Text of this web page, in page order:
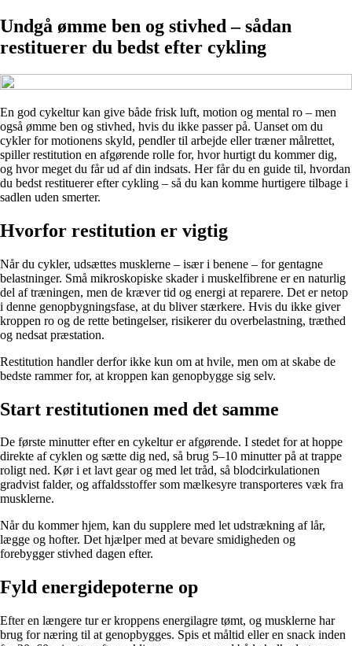
Undgå ømme ben og stivhed – sådan
restituerer du bedst efter cykling
En god cykeltur kan give både frisk luft, motion og mental ro – men
også ømme ben og stivhed, hvis du ikke passer på. Uanset om du
cykler for motionens skyld, pendler til arbejde eller træner målrettet,
spiller restitution en afgørende rolle for, hvor hurtigt du kommer dig,
og hvor meget du får ud af din indsats. Her får du en guide til, hvordan
du bedst restituerer efter cykling – så du kan komme hurtigere tilbage i
sadlen uden smerter.
Hvorfor restitution er vigtig
Når du cykler, udsættes musklerne – især i benene – for gentagne
belastninger. Små mikroskopiske skader i muskelfibrene er en naturlig
del af træningen, men de kræver tid og energi at reparere. Det er netop
i denne genopbygningsfase, at du bliver stærkere. Hvis du ikke giver
kroppen ro og de rette betingelser, risikerer du overbelastning, træthed
og nedsat præstation.
Restitution handler derfor ikke kun om at hvile, men om at skabe de
bedste rammer for, at kroppen kan genopbygge sig selv.
Start restitutionen med det samme
De første minutter efter en cykeltur er afgørende. I stedet for at hoppe
direkte af cyklen og sætte dig ned, så brug 5–10 minutter på at trappe
roligt ned. Kør i et lavt gear og med let tråd, så blodcirkulationen
gradvist falder, og affaldsstoffer som mælkesyre transporteres væk fra
musklerne.
Når du kommer hjem, kan du supplere med let udstrækning af lår,
lægge og hofter. Det hjælper med at bevare smidigheden og
forebygger stivhed dagen efter.
Fyld energidepoterne op
Efter en længere tur er kroppens energilagre tømt, og musklerne har
brug for næring til at genopbygges. Spis et måltid eller en snack inden